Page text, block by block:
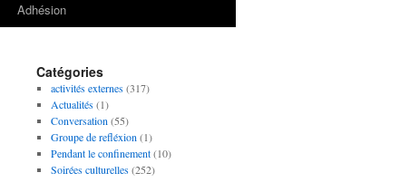
Adhésion
Catégories
activités externes(317)
Actualités(1)
Conversation (55)
Groupe de refléxion (1)
Pendant le confinement(10)
Soirées culturelles(252)